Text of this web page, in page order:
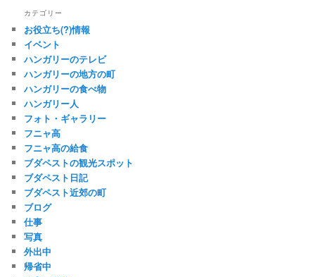
カテゴリー
お役立ち(?)情報
イベント
ハンガリーのテレビ
ハンガリーの地方の町
ハンガリーの食べ物
ハンガリー人
フォト・ギャラリー
フニャ高
フニャ高の給食
ブダペストの観光スポット
ブダペスト日記
ブダペスト近郊の町
ブログ
仕事
写真
外出中
帰省中